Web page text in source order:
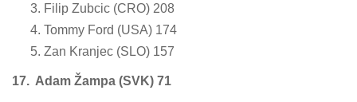
Filip Zubcic (CRO) 208
Tommy Ford (USA) 174
Zan Kranjec (SLO) 157
17. Adam Žampa (SVK) 71